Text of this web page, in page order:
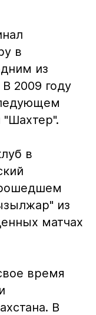
в
из
2009 году
"Шахтер".
в
из
матчах
время
В